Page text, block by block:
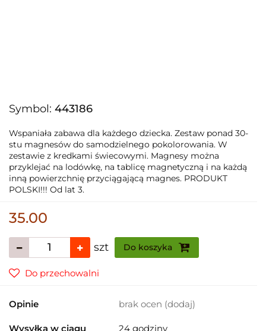
Symbol: 443186
Wspaniała zabawa dla każdego dziecka. Zestaw ponad 30-
stu magnesów do samodzielnego pokolorowania. W
zestawie z kredkami świecowymi. Magnesy można
przyklejać na lodówkę, na tablicę magnetyczną i na każdą
inną powierzchnię przyciągającą magnes. PRODUKT
POLSKI!!! Od lat 3.
35.00
szt Do koszyka
Do przechowalni
Opinie brak ocen (dodaj)
Wysyłka w ciągu 24 godziny